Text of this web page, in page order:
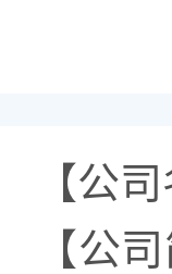
【公
【公